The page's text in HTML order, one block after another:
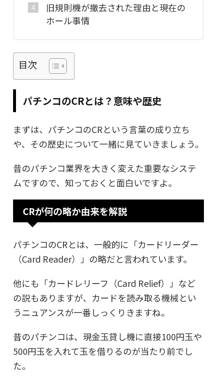
旧規則機が撤去された理由と現在の
ホール事情
目次
パチンコのCRとは？意味や歴史
まずは、パチンコのCRという言葉の成り立ち
や、その歴史について一緒に見ていきましょう。
昔のパチンコ業界を大きく変えた重要なシステ
ムですので、知っておくと面白いですよ。
CRが何の略か由来を解説
パチンコのCRとは、一般的に「カードリーダー
（Card Reader）」の略だと言われています。
他にも「カードレリーフ（Card Relief）」など
の説もありますが、カードを読み取る機械とい
うニュアンスが一番しっくりきますね。
昔のパチンコは、現金玉貸し機に直接100円玉や
500円玉を入れて玉を借りるのが当たり前でし
た。